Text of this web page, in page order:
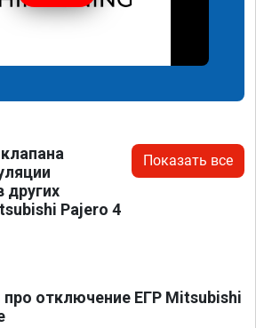
других
Pajero 4
Показать все
отключение ЕГР Mitsubishi